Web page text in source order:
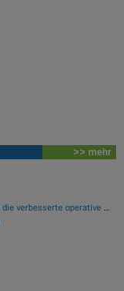
>> mehr
Analysten zu Kontron: "Q2 stärkt unser Vertrauen in die verbesserte operative Qualität"